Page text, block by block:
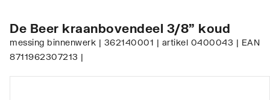
De Beer kraanbovendeel 3/8" koud
messing binnenwerk | 362140001 | artikel 0400043 | EAN
8711962307213 |